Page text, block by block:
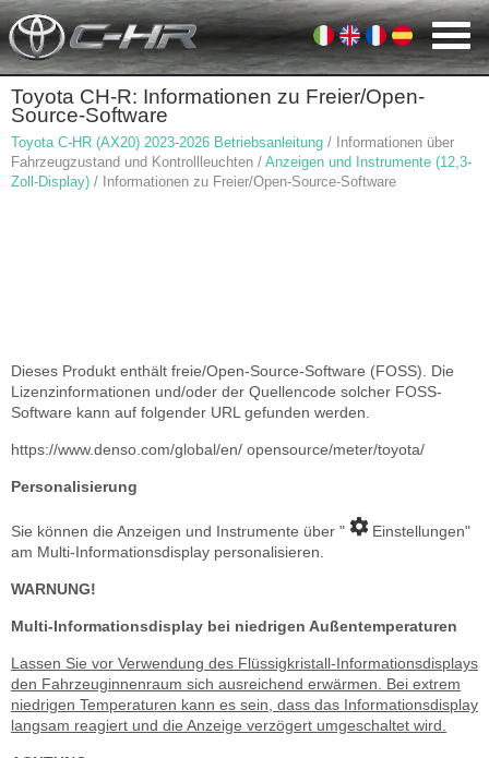
Toyota CH-R: Informationen zu Freier/Open-
Source-Software
Toyota C-HR (AX20) 2023-2026 Betriebsanleitung / Informationen über
Fahrzeugzustand und Kontrollleuchten / Anzeigen und Instrumente (12,3-
Zoll-Display) / Informationen zu Freier/Open-Source-Software
Dieses Produkt enthält freie/Open-Source-Software (FOSS). Die
Lizenzinformationen und/oder der Quellencode solcher FOSS-
Software kann auf folgender URL gefunden werden.
https://www.denso.com/global/en/ opensource/meter/toyota/
Personalisierung
Sie können die Anzeigen und Instrumente über "
Einstellungen"
am Multi-Informationsdisplay personalisieren.
WARNUNG!
Multi-Informationsdisplay bei niedrigen Außentemperaturen
Lassen Sie vor Verwendung des Flüssigkristall-Informationsdisplays
den Fahrzeuginnenraum sich ausreichend erwärmen. Bei extrem
niedrigen Temperaturen kann es sein, dass das Informationsdisplay
langsam reagiert und die Anzeige verzögert umgeschaltet wird.